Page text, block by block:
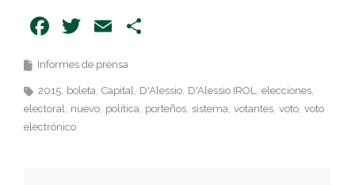
Facebook
Twitter
Email
Informes de prensa
2015 boleta Capital D'Alessio D'Alessio IROL elecciones
electoral nuevo política porteños sistema votantes voto voto
electrónico